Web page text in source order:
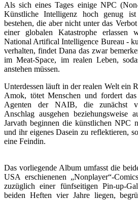
Als sich eines Tages einige NPC
Künstliche Intelligenz hoch genug
bestehen, die aber nicht unter das
einer globalen Katastrophe erlassen
National Artifical Intelligence Bureau -
verhalten, findet Dana das zwar
im Meat-Space, im realen Leben,
anstehen müssen.
Unterdessen läuft in der realen Welt ein
Amok, tötet Menschen und fordert
Agenten der NAIB, die zunächst
Anschlag ausgehen beziehungsweise
Jarvath beginnen die künstlichen NPC
und ihr eigenes Dasein zu reflektieren,
eine Feindin.
Das vorliegende Album umfasst die
USA erschienenen „Nonplayer“-
zuzüglich einer fünfseitigen Pin-up-
beiden Heften vier Jahre liegen,